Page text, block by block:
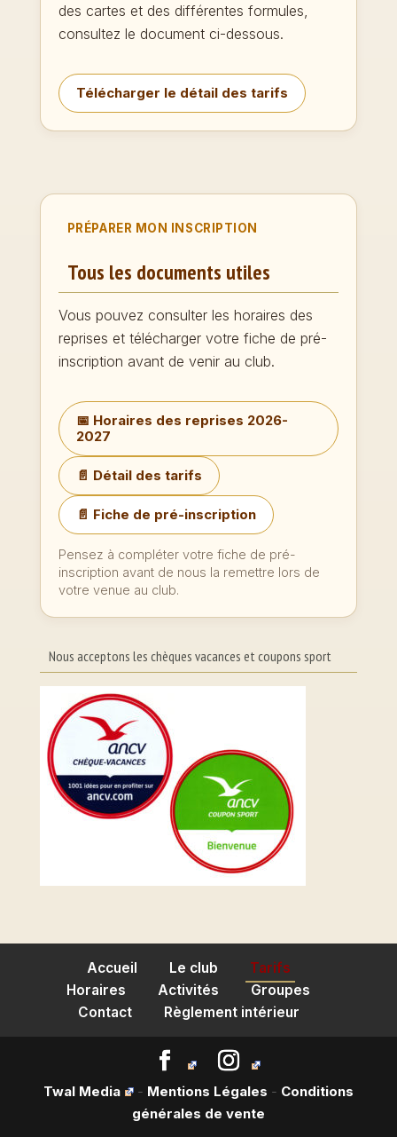
des cartes et des différentes formules,
consultez le document ci-dessous.
Télécharger le détail des tarifs
PRÉPARER MON INSCRIPTION
Tous les documents utiles
Vous pouvez consulter les horaires des
reprises et télécharger votre fiche de pré-
inscription avant de venir au club.
📅 Horaires des reprises 2026-
2027
📄 Détail des tarifs
📄 Fiche de pré-inscription
Pensez à compléter votre fiche de pré-
inscription avant de nous la remettre lors de
votre venue au club.
Nous acceptons les chèques vacances et coupons sport
Accueil Le club
Tarifs
Horaires
Activités
Groupes
Contact
Règlement intérieur
Twal Media - Mentions Légales - Conditions
générales de vente